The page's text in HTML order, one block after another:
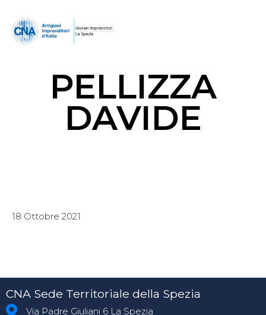
PELLIZZA
DAVIDE
18 Ottobre 2021
CNA Sede Territoriale della Spezia
Via Padre Giuliani 6 La Spezia